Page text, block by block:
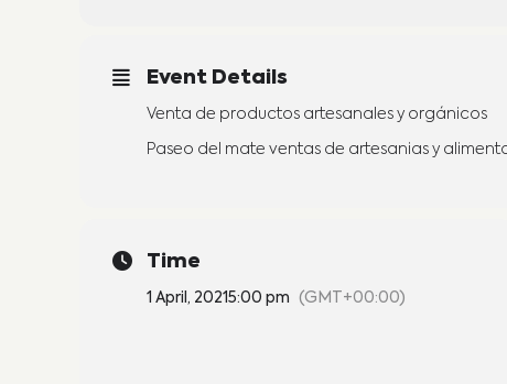
Event Details
Venta de productos artesanales y orgánicos
Paseo del mate ventas de artesanias y
Time
1 April, 20215:00 pm (GMT+00:00)